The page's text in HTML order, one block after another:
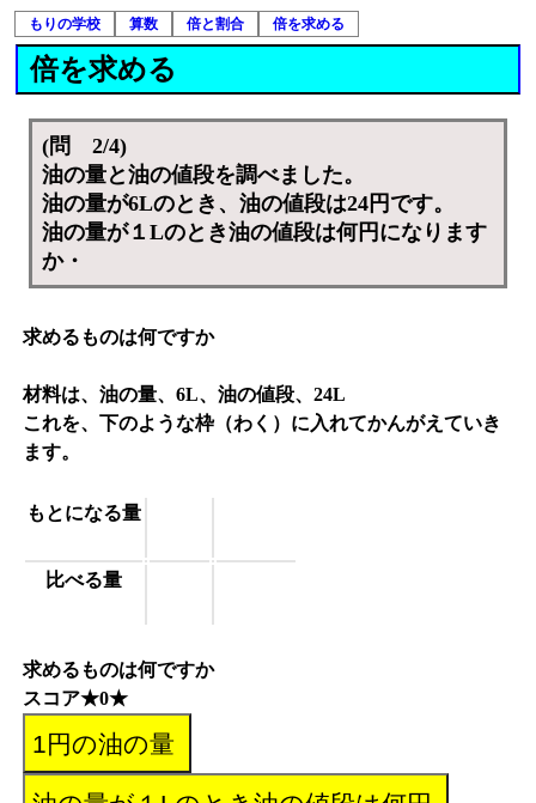
もりの学校 算数 倍と割合 倍を求める
倍を求める
(問 2/4)
油の量と油の値段を調べました。
油の量が6Lのとき、油の値段は24円です。
油の量が１Lのとき油の値段は何円になります
か・
求めるものは何ですか
材料は、油の量、6L、油の値段、24L
これを、下のような枠（わく）に入れてかんがえていき
ます。
もとになる量
比べる量
求めるものは何ですか
スコア★0★